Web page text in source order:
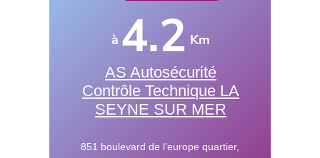
à 4.2 Km
AS Autosécurité
Contrôle Technique LA
SEYNE SUR MER
851 boulevard de l'europe quartier,